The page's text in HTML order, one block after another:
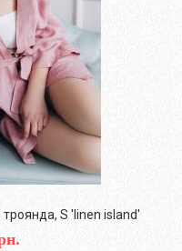
S 'linen island'